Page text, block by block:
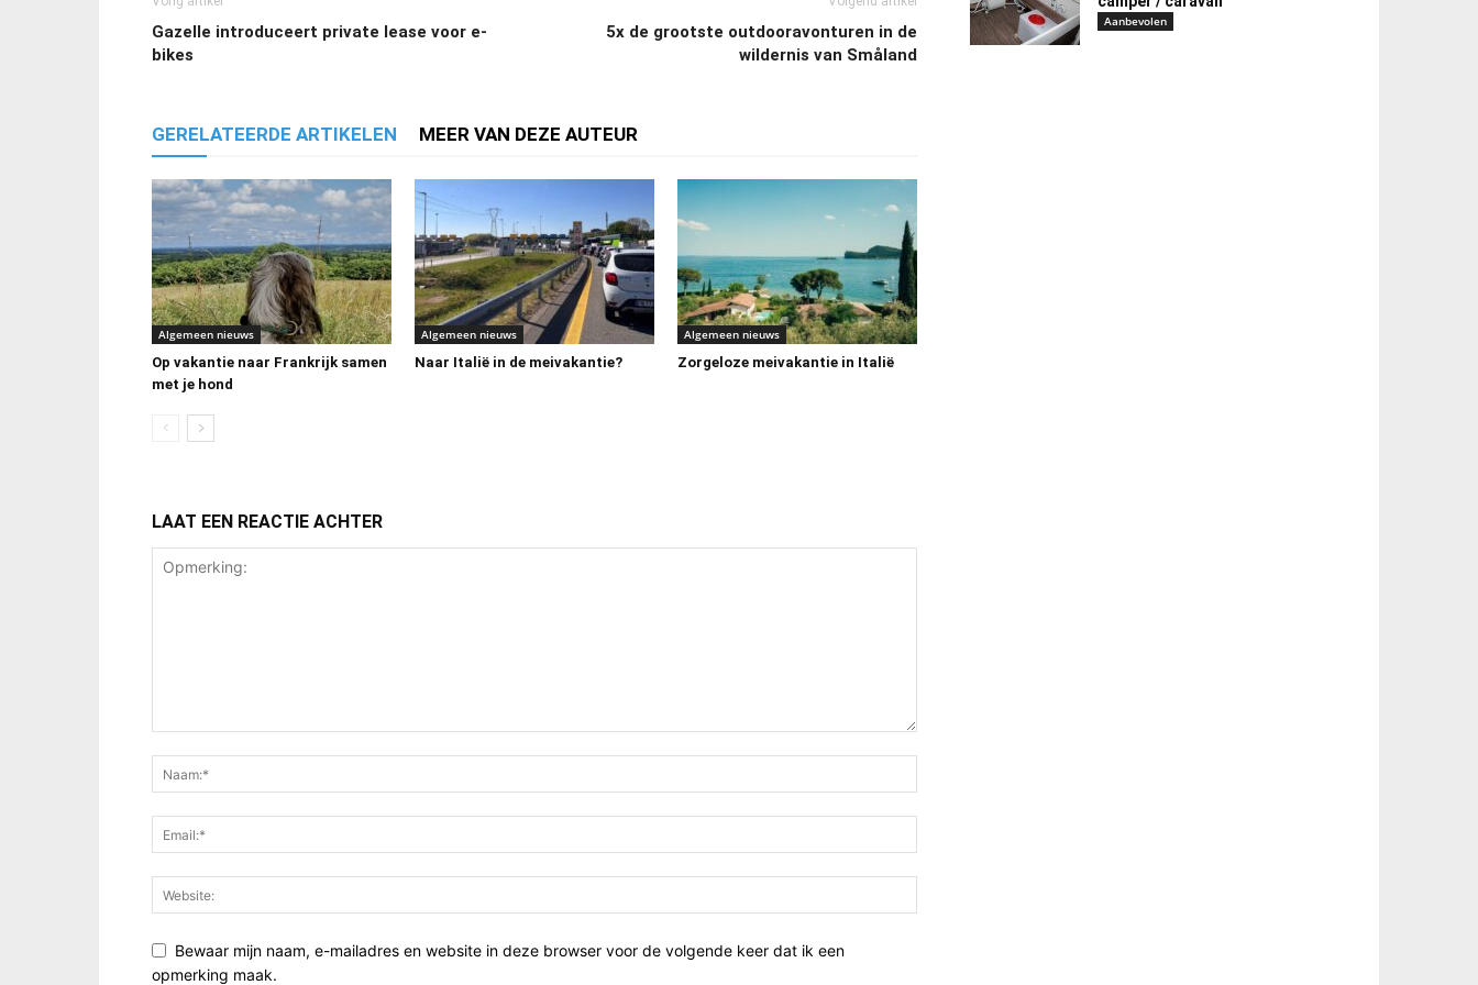
Gazelle introduceert private lease voor e-
bikes
5x de grootste outdooravonturen in de
wildernis van Småland
GERELATEERDE ARTIKELEN MEER VAN DEZE AUTEUR
Algemeen nieuws
Op vakantie naar Frankrijk samen
met je hond
Algemeen nieuws
Naar Italië in de meivakantie?
Algemeen nieuws
Zorgeloze meivakantie in Italië
LAAT EEN REACTIE ACHTER
Bewaar mijn naam, e-mailadres en website in deze browser voor de volgende keer dat ik een
opmerking maak.
Aanbevolen